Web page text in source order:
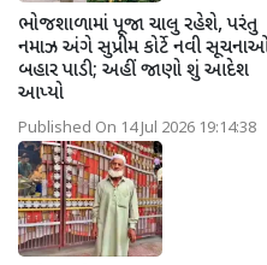
ભોજશાળામાં પૂજા ચાલુ રહેશે, પરંતુ
નમાઝ અંગે સુપ્રીમ કોર્ટે નવી
બહાર પાડી; અહીં જાણો શું આદેશ
આપ્યો
Published On 14 Jul 2026 19:14:38